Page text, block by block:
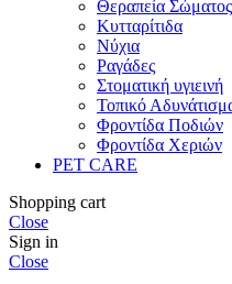
Θεραπεία Σώματος
Κυτταρίτιδα
Νύχια
Ραγάδες
Στοματική υγιεινή
Τοπικό
Φροντίδα Ποδιών
Φροντίδα Χεριών
PET CARE
Shopping cart
Close
Sign in
Close